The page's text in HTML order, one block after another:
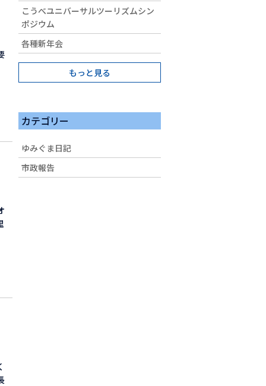
こうべユニバーサルツーリズムシン
ポジウム
各種新年会
もっと見る
カテゴリー
ゆみぐま日記
市政報告